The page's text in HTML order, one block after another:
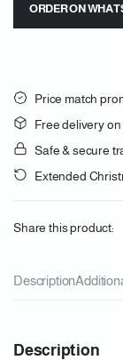
ORDER ON
Price match
Free delivery
Safe & secure
Extended
Share this product:
Description
Description